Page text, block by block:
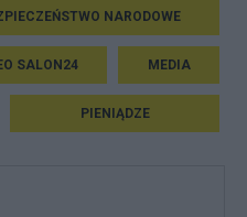
NARODOWE
SALON24 MEDIA
PIENIĄDZE